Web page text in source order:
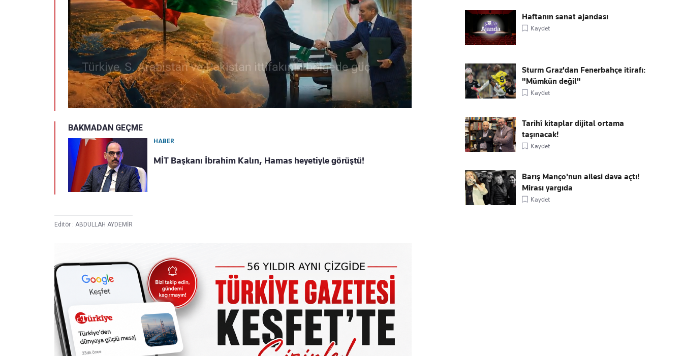
BAKMADAN GEÇME
HABER
MİT Başkanı İbrahim Kalın, Hamas heyetiyle görüştü!
Editör : ABDULLAH AYDEMİR
Haftanın sanat ajandası
Kaydet
Sturm Graz'dan Fenerbahçe itirafı:
"Mümkün değil"
Kaydet
Tarihî kitaplar dijital ortama
taşınacak!
Kaydet
Barış Manço'nun ailesi dava açtı!
Mirası yargıda
Kaydet